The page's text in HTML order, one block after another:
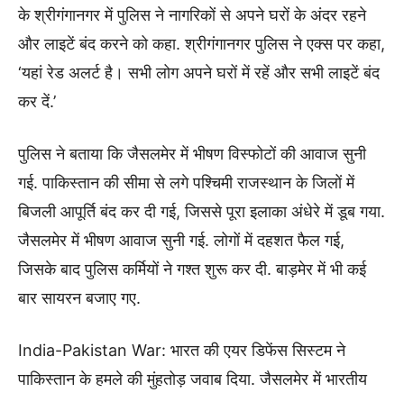
के श्रीगंगानगर में पुलिस ने नागरिकों से अपने घरों के अंदर रहने
और लाइटें बंद करने को कहा. श्रीगंगानगर पुलिस ने एक्स पर कहा,
‘यहां रेड अलर्ट है। सभी लोग अपने घरों में रहें और सभी लाइटें बंद
कर दें.’
पुलिस ने बताया कि जैसलमेर में भीषण विस्फोटों की आवाज सुनी
गई. पाकिस्तान की सीमा से लगे पश्चिमी राजस्थान के जिलों में
बिजली आपूर्ति बंद कर दी गई, जिससे पूरा इलाका अंधेरे में डूब गया.
जैसलमेर में भीषण आवाज सुनी गई. लोगों में दहशत फैल गई,
जिसके बाद पुलिस कर्मियों ने गश्त शुरू कर दी. बाड़मेर में भी कई
बार सायरन बजाए गए.
India-Pakistan War: भारत की एयर डिफेंस सिस्टम ने
पाकिस्तान के हमले की मुंहतोड़ जवाब दिया. जैसलमेर में भारतीय